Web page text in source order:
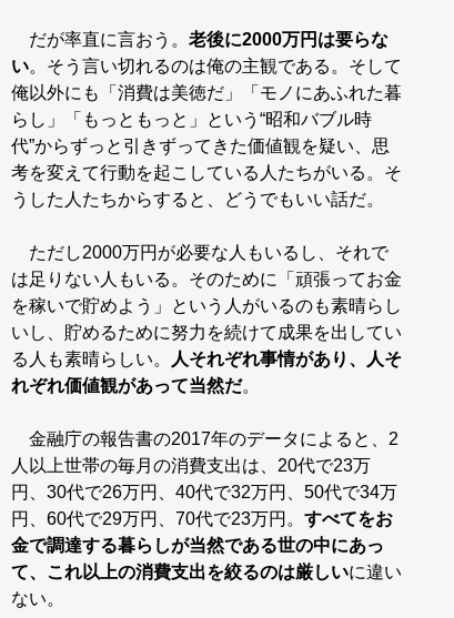
だが率直に言おう。 老後に2000万円は要らな
い。そう言い切れるのは俺の主観である。そして
俺以外にも「消費は美徳だ」「モノにあふれた暮
らし」「もっともっと」という“昭和バブル時
代”からずっと引きずってきた価値観を疑い、思
考を変えて行動を起こしている人たちがいる。そ
うした人たちからすると、どうでもいい話だ。
ただし2000万円が必要な人もいるし、それで
は足りない人もいる。そのために「頑張ってお金
を稼いで貯めよう」という人がいるのも素晴らし
いし、貯めるために努力を続けて成果を出してい
る人も素晴らしい。
人それぞれ事情があり、人そ
れぞれ価値観があって当然だ。
金融庁の報告書の2017年のデータによると、2
人以上世帯の毎月の消費支出は、20代で23万
円、30代で26万円、40代で32万円、50代で34万
円、60代で29万円、70代で23万円。 すべてをお
金で調達する暮らしが当然である世の中にあっ
て、これ以上の消費支出を絞るのは厳しいに違い
ない。